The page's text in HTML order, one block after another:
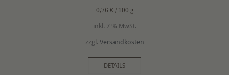
0,76 € / 100 g
inkl. 7 % MwSt.
zzgl. Versandkosten
DETAILS